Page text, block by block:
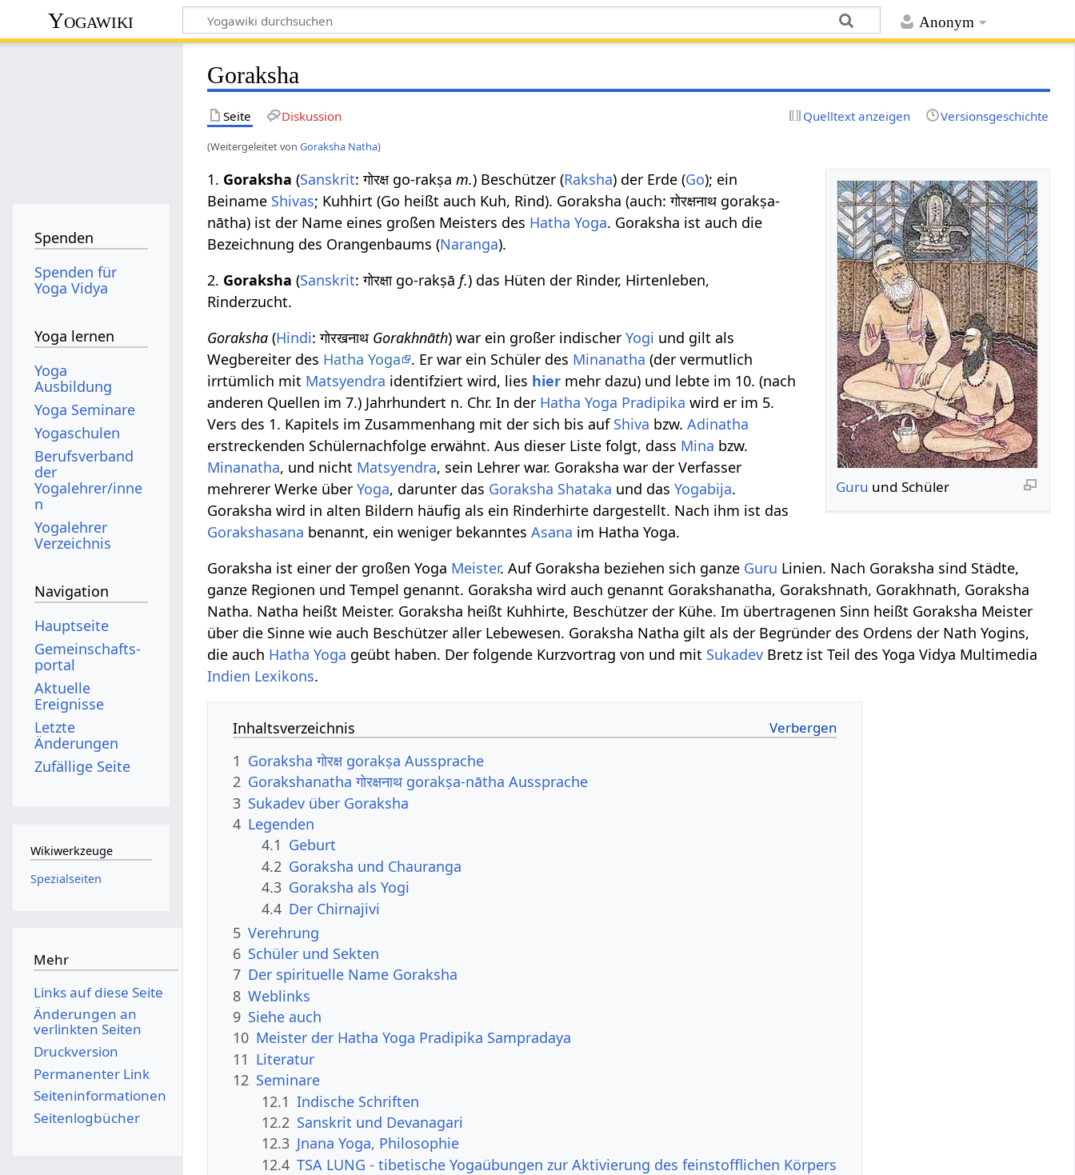
Anonym
Yogawiki
Goraksha
Seite Diskussion Quelltext anzeigen Versionsgeschichte
(Weitergeleitet vonGoraksha Natha)
Guru und Schüler
1. Goraksha (Sanskrit: गोरक्ष go-rakṣam.) Beschützer (Raksha) der Erde (Go); ein
Beiname Shivas; Kuhhirt (Go heißt auch Kuh, Rind). Goraksha (auch: गोरक्षनाथ gorakṣa-
nātha) ist der Name eines großen Meisters des Hatha Yoga. Goraksha ist auch die
Bezeichnung des Orangenbaums (Naranga).
2. Goraksha (Sanskrit: गोरक्षा go-rakṣā f.) das Hüten der Rinder, Hirtenleben,
Rinderzucht.
Goraksha (Hindi: गोरखनाथ Gorakhnāth) war ein großer indischerYogi und gilt als
Wegbereiter des Hatha Yoga . Er war ein Schüler des Minanatha (der vermutlich
irrtümlich mit Matsyendra identifziert wird, lies hier mehr dazu) und lebte im 10. (nach
anderen Quellen im 7.) Jahrhundert n. Chr. In der Hatha Yoga Pradipika wird er im 5.
Vers des 1. Kapitels im Zusammenhang mit der sich bis auf Shiva bzw.Adinatha
erstreckenden Schülernachfolge erwähnt. Aus dieser Liste folgt, dass Mina bzw.
Minanatha, und nicht Matsyendra, sein Lehrer war. Goraksha war der Verfasser
mehrerer Werke überYoga, darunter das Goraksha Shataka und dasYogabija.
Goraksha wird in alten Bildern häufig als ein Rinderhirte dargestellt. Nach ihm ist das
Gorakshasana benannt, ein weniger bekanntesAsana im Hatha Yoga.
Goraksha ist einer der großen Yoga Meister. Auf Goraksha beziehen sich ganze Guru Linien. Nach Goraksha sind Städte,
ganze Regionen und Tempel genannt. Goraksha wird auch genannt Gorakshanatha, Gorakshnath, Gorakhnath, Goraksha
Natha. Natha heißt Meister. Goraksha heißt Kuhhirte, Beschützer der Kühe. Im übertragenen Sinn heißt Goraksha Meister
über die Sinne wie auch Beschützer aller Lebewesen. Goraksha Natha gilt als der Begründer des Ordens der Nath Yogins,
die auch Hatha Yoga geübt haben. Der folgende Kurzvortrag von und mit Sukadev Bretz ist Teil des Yoga Vidya Multimedia
Indien Lexikons.
Inhaltsverzeichnis
1 Goraksha गोरक्ष gorakṣa Aussprache
2 Gorakshanatha गोरक्षनाथ gorakṣa-nātha Aussprache
3 Sukadev über Goraksha
4 Legenden
4.1 Geburt
4.2 Goraksha und Chauranga
4.3 Goraksha als Yogi
4.4 Der Chirnajivi
5 Verehrung
6 Schüler und Sekten
7 Der spirituelle Name Goraksha
8 Weblinks
9 Siehe auch
10 Meister der Hatha Yoga Pradipika Sampradaya
11 Literatur
12 Seminare
12.1 Indische Schriften
12.2 Sanskrit und Devanagari
12.3 Jnana Yoga, Philosophie
12.4 TSA LUNG - tibetische Yogaübungen zur Aktivierung des feinstofflichen Körpers
Spenden
Spenden für
Yoga Vidya
Yoga lernen
Yoga
Ausbildung
Yoga Seminare
Yogaschulen
Berufsverband
der
Yogalehrer/inne
n
Yogalehrer
Verzeichnis
Navigation
Hauptseite
Gemeinschafts­
portal
Aktuelle
Ereignisse
Letzte
Änderungen
Zufällige Seite
Wikiwerkzeuge
Spezialseiten
Mehr
Links auf diese Seite
Änderungen an
verlinkten Seiten
Druckversion
Permanenter Link
Seiten­­informationen
Seitenlogbücher